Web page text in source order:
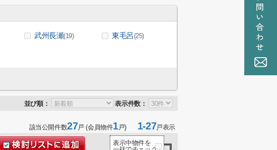
武州長瀬(19) 東毛呂(25)
並び順： 表示件数：
該当公開件数27戸 (会員物件1戸)1-27戸表示
表示中物件を